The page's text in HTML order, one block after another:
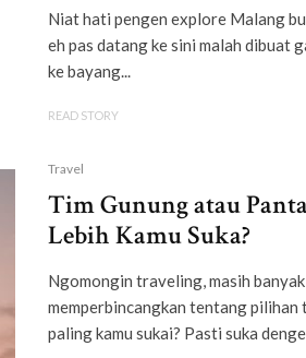
Niat hati pengen explore Malang
eh pas datang ke sini malah dibuat
ke bayang...
READ STORY
Travel
Tim Gunung atau
Lebih Kamu Suka?
Ngomongin traveling, masih
memperbincangkan tentang pilihan
paling kamu sukai? Pasti suka